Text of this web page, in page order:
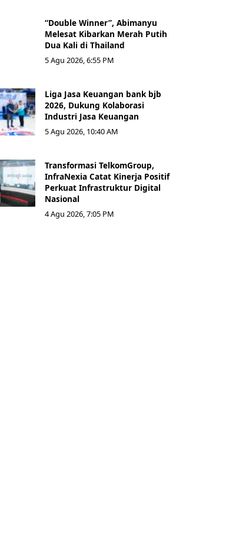
“Double Winner”, Abimanyu
Melesat Kibarkan Merah Putih
Dua Kali di Thailand
5 Agu 2026, 6:55 PM
Liga Jasa Keuangan bank bjb
2026, Dukung Kolaborasi
Industri Jasa Keuangan
5 Agu 2026, 10:40 AM
Transformasi TelkomGroup,
InfraNexia Catat Kinerja Positif
Perkuat Infrastruktur Digital
Nasional
4 Agu 2026, 7:05 PM